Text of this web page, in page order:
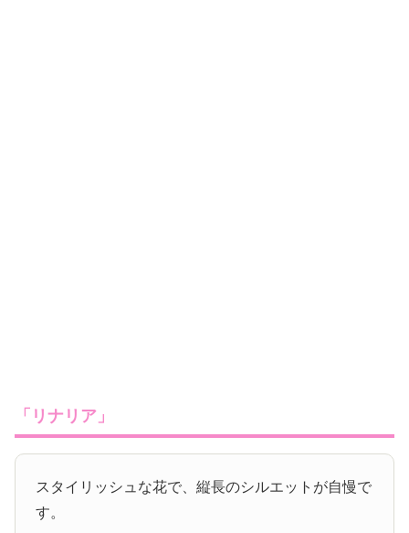
「リナリア」
スタイリッシュな花で、縦長のシルエットが自慢で
す。